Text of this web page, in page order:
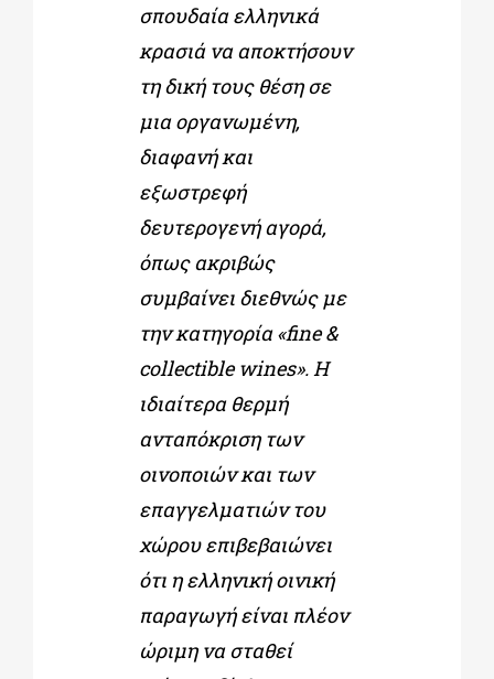
σπουδαία ελληνικά
κρασιά να αποκτήσουν
τη δική τους θέση σε
μια οργανωμένη,
διαφανή και
εξωστρεφή
δευτερογενή αγορά,
όπως ακριβώς
συμβαίνει διεθνώς με
την κατηγορία «fine &
collectible wines». Η
ιδιαίτερα θερμή
ανταπόκριση των
οινοποιών και των
επαγγελματιών του
χώρου επιβεβαιώνει
ότι η ελληνική οινική
παραγωγή είναι πλέον
ώριμη να σταθεί